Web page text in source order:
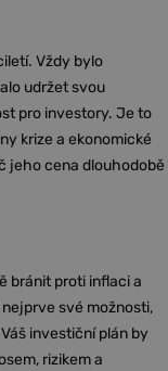
Vždy bylo
udržet svou
pro investory. Je to
krize a ekonomické
jeho cena dlouhodobě
bránit proti inflaci a
své možnosti,
investiční plán by
rizikem a